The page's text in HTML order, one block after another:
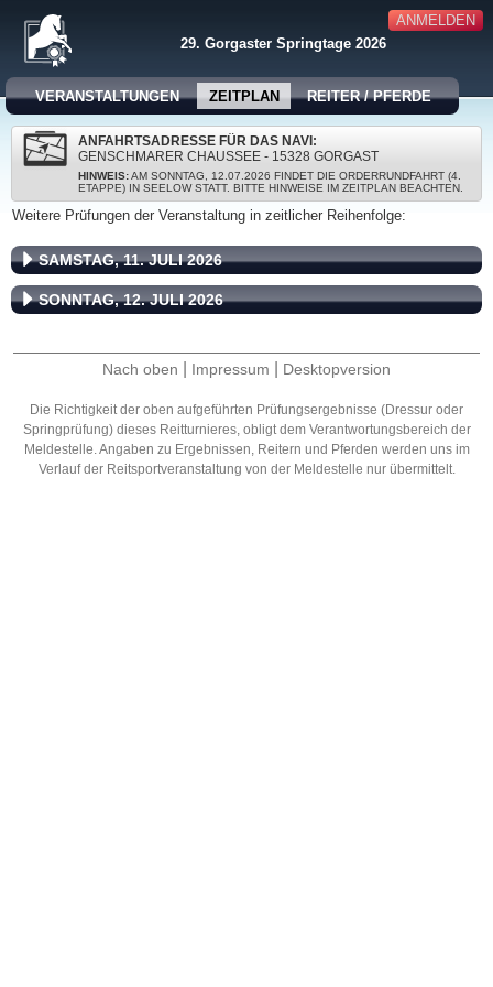
ANMELDEN
29. Gorgaster Springtage 2026
VERANSTALTUNGEN ZEITPLAN REITER / PFERDE
ANFAHRTSADRESSE FÜR DAS NAVI:
GENSCHMARER CHAUSSEE - 15328 GORGAST
HINWEIS:AM SONNTAG, 12.07.2026 FINDET DIE ORDERRUNDFAHRT (4.
ETAPPE) IN SEELOW STATT. BITTE HINWEISE IM ZEITPLAN BEACHTEN.
Weitere Prüfungen der Veranstaltung in zeitlicher Reihenfolge:
SAMSTAG, 11. JULI 2026
SONNTAG, 12. JULI 2026
Nach oben Impressum Desktopversion
Die Richtigkeit der oben aufgeführten Prüfungsergebnisse (Dressur oder
Springprüfung) dieses Reitturnieres, obligt dem Verantwortungsbereich der
Meldestelle. Angaben zu Ergebnissen, Reitern und Pferden werden uns im
Verlauf der Reitsportveranstaltung von der Meldestelle nur übermittelt.